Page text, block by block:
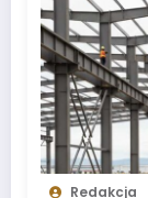
Redakcja